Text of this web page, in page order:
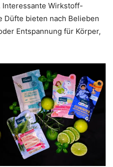
Interessante Wirkstoff-
Düfte bieten nach Belieben
Entspannung für Körper,